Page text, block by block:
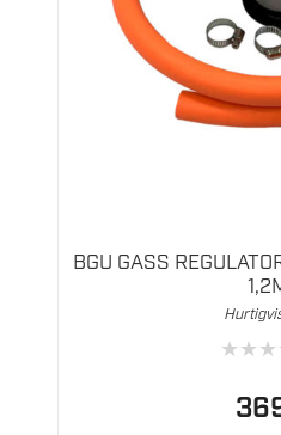
BGU GASS
★★★